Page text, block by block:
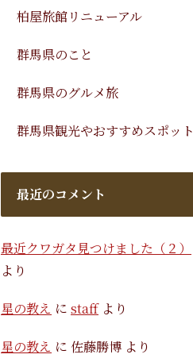
柏屋旅館リニューアル
群馬県のこと
群馬県のグルメ旅
群馬県観光やおすすめスポット
最近のコメント
最近クワガタ見つけました（２）
より
星の教え に staffより
星の教え に 佐藤勝博 より